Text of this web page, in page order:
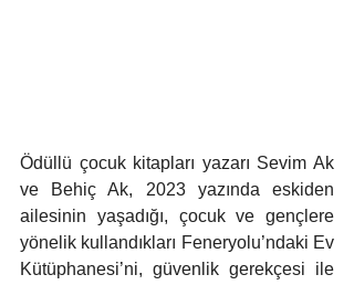
Ödüllü çocuk kitapları yazarı Sevim Ak
ve Behiç Ak, 2023 yazında eskiden
ailesinin yaşadığı, çocuk ve gençlere
yönelik kullandıkları Feneryolu’ndaki Ev
Kütüphanesi’ni, güvenlik gerekçesi ile